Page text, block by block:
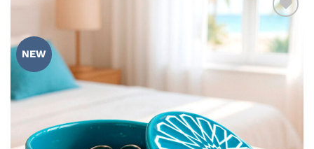
NEW
ZU MEINER
WUNSCHLISTE